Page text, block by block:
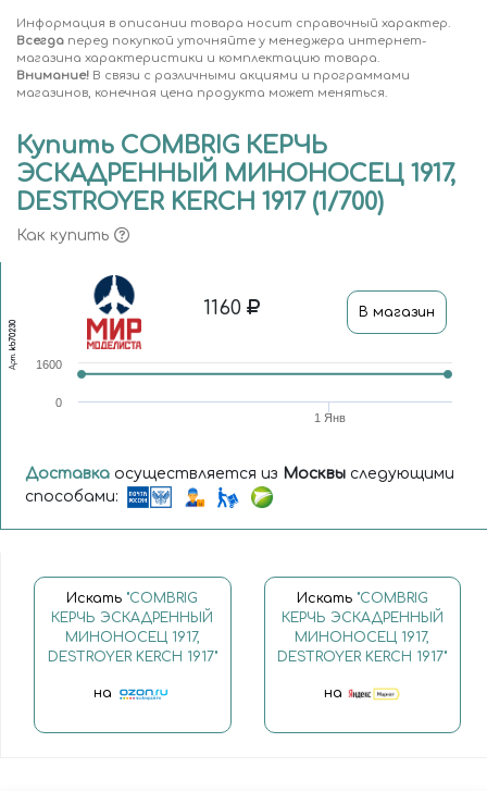
Информация в описании товара носит справочный характер.
Всегда перед покупкой уточняйте у менеджера интернет-
магазина характеристики и комплектацию товара.
Внимание! В связи с различными акциями и программами
магазинов, конечная цена продукта может меняться.
Купить COMBRIG КЕРЧЬ
ЭСКАДРЕННЫЙ МИНОНОСЕЦ 1917,
DESTROYER KERCH 1917 (1/700)
Как купить
Арт.
kb70230
1160 В магазин
1 Янв
0
1600
Доставка осуществляется из Москвы следующими
способами:
Искать "COMBRIG
КЕРЧЬ ЭСКАДРЕННЫЙ
МИНОНОСЕЦ 1917,
DESTROYER KERCH 1917"
на
Искать "COMBRIG
КЕРЧЬ ЭСКАДРЕННЫЙ
МИНОНОСЕЦ 1917,
DESTROYER KERCH 1917"
на